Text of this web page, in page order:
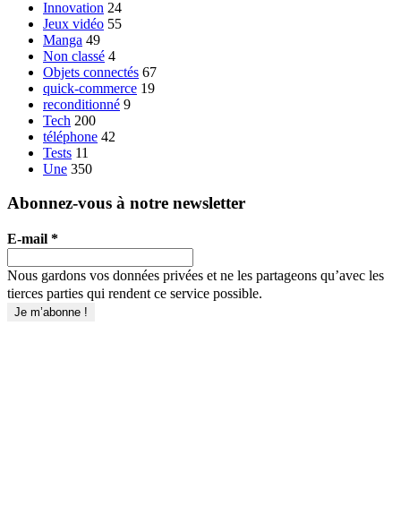
Innovation 24
Jeux vidéo 55
Manga 49
Non classé 4
Objets connectés 67
quick-commerce 19
reconditionné 9
Tech 200
téléphone 42
Tests 11
Une 350
Abonnez-vous à notre newsletter
E-mail *
Nous gardons vos données privées et ne les partageons qu’avec les
tierces parties qui rendent ce service possible.